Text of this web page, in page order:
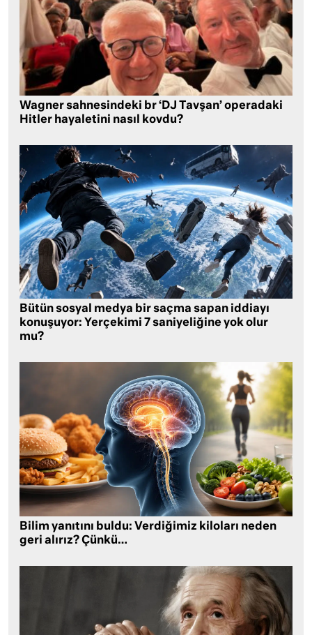
Wagner sahnesindeki br ‘DJ Tavşan’ operadaki
Hitler hayaletini nasıl kovdu?
Bütün sosyal medya bir saçma sapan iddiayı
konuşuyor: Yerçekimi 7 saniyeliğine yok olur
mu?
Bilim yanıtını buldu: Verdiğimiz kiloları neden
geri alırız? Çünkü…